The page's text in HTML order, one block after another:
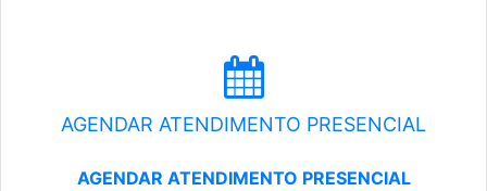
AGENDAR ATENDIMENTO PRESENCIAL
AGENDAR ATENDIMENTO PRESENCIAL